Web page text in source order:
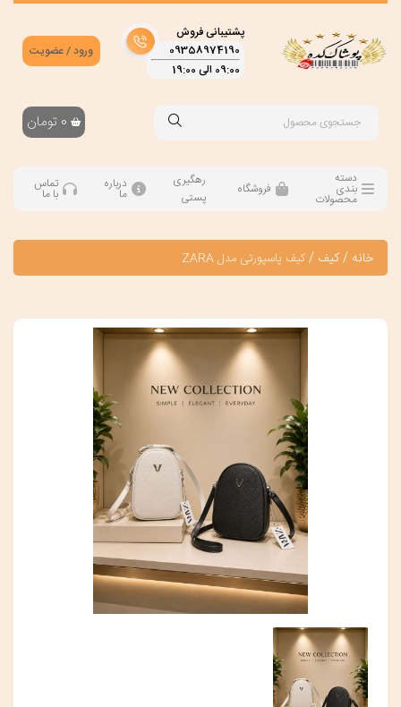
پشتیبانی فروش
09358974190
09:00 الی 19:00
ورود / عضویت
0 تومان
دسته
بندی
محصولات
فروشگاه
رهگیری
پستی
درباره
ما
تماس
با ما
خانه /کیف /کیف پاسپورتی مدل ZARA